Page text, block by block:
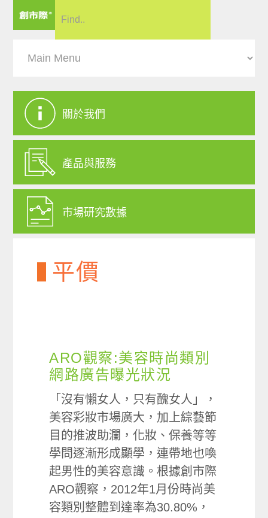
關於我們
產品與服務
市場研究數據
平價
ARO觀察:美容時尚類別
網路廣告曝光狀況
「沒有懶女人，只有醜女人」，
美容彩妝市場廣大，加上綜藝節
目的推波助瀾，化妝、保養等等
學問逐漸形成顯學，連帶地也喚
起男性的美容意識。根據創市際
ARO觀察，2012年1月份時尚美
容類別整體到達率為30.80%，